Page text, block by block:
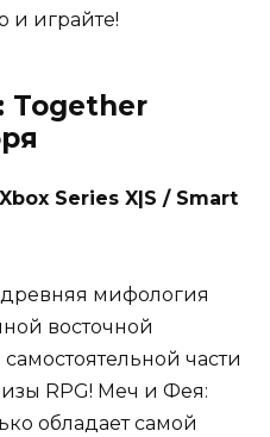
и играйте!
Together
Series X|S / Smart
древняя мифология
восточной
части
RPG! Меч и Фея:
обладает самой